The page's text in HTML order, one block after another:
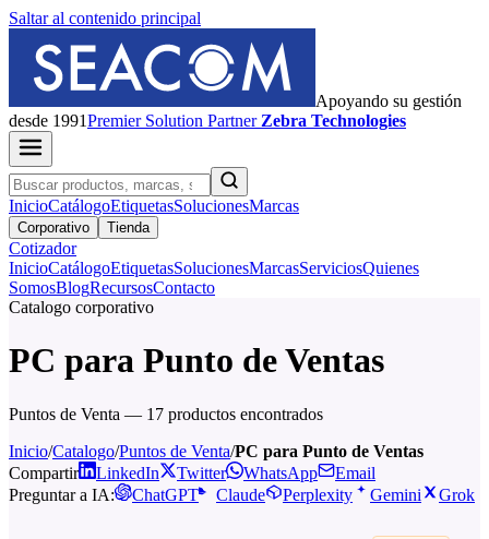
Saltar al contenido principal
Apoyando su gestión
desde 1991PremierSolution Partner Zebra Technologies
InicioCatálogoEtiquetasSolucionesMarcas
Corporativo Tienda
Cotizador
InicioCatálogoEtiquetasSolucionesMarcasServiciosQuienes
SomosBlogRecursosContacto
Catalogo corporativo
PC para Punto de Ventas
Puntos de Venta — 17 productos encontrados
Inicio/Catalogo/Puntos de Venta/PC para Punto de Ventas
Compartir
LinkedIn Twitter WhatsApp
Email
Preguntar a IA:
ChatGPT Claude Perplexity Gemini Grok